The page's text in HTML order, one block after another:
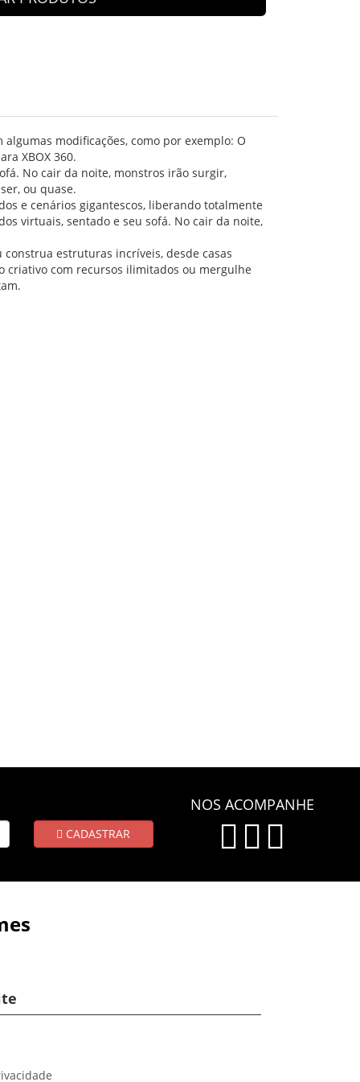
modificações, como por exemplo: O
XBOX 360.
No cair da noite, monstros irão surgir,
ou quase.
e cenários gigantescos, liberando totalmente
virtuais, sentado e seu sofá. No cair da noite,
estruturas incríveis, desde casas
criativo com recursos ilimitados ou mergulhe
CADASTRAR
NOS ACOMPANHE